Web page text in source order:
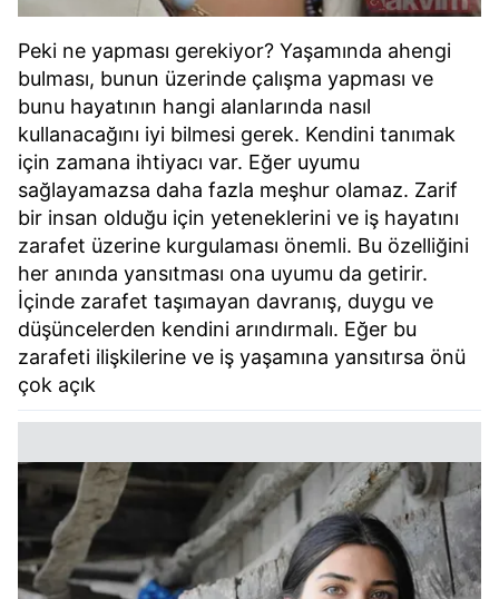
Peki ne yapması gerekiyor? Yaşamında ahengi
bulması, bunun üzerinde çalışma yapması ve
bunu hayatının hangi alanlarında nasıl
kullanacağını iyi bilmesi gerek. Kendini tanımak
için zamana ihtiyacı var. Eğer uyumu
sağlayamazsa daha fazla meşhur olamaz. Zarif
bir insan olduğu için yeteneklerini ve iş hayatını
zarafet üzerine kurgulaması önemli. Bu özelliğini
her anında yansıtması ona uyumu da getirir.
İçinde zarafet taşımayan davranış, duygu ve
düşüncelerden kendini arındırmalı. Eğer bu
zarafeti ilişkilerine ve iş yaşamına yansıtırsa önü
çok açık